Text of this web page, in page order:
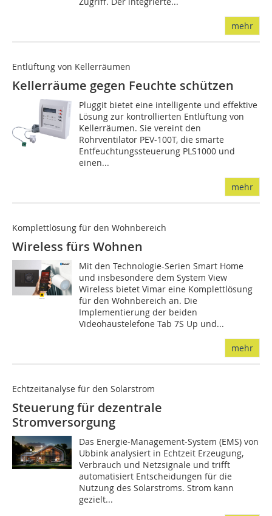
mehr
Entlüftung von Kellerräumen
Kellerräume gegen Feuchte schützen
Pluggit bietet eine intelligente und effektive
Lösung zur kontrollierten Entlüftung von
Kellerräumen. Sie vereint den
Rohrventilator PEV-100T, die smarte
Entfeuchtungssteuerung PLS1000 und
einen...
mehr
Komplettlösung für den Wohnbereich
Wireless fürs Wohnen
Mit den Technologie-Serien Smart Home
und insbesondere dem System View
Wireless bietet Vimar eine Komplettlösung
für den Wohnbereich an. Die
Implementierung der beiden
Videohaustelefone Tab 7S Up und...
mehr
Echtzeitanalyse für den Solarstrom
Steuerung für dezentrale
Stromversorgung
Das Energie-Management-System (EMS) von
Ubbink analysiert in Echtzeit Erzeugung,
Verbrauch und Netzsignale und trifft
automatisiert Entscheidungen für die
Nutzung des Solarstroms. Strom kann
gezielt...